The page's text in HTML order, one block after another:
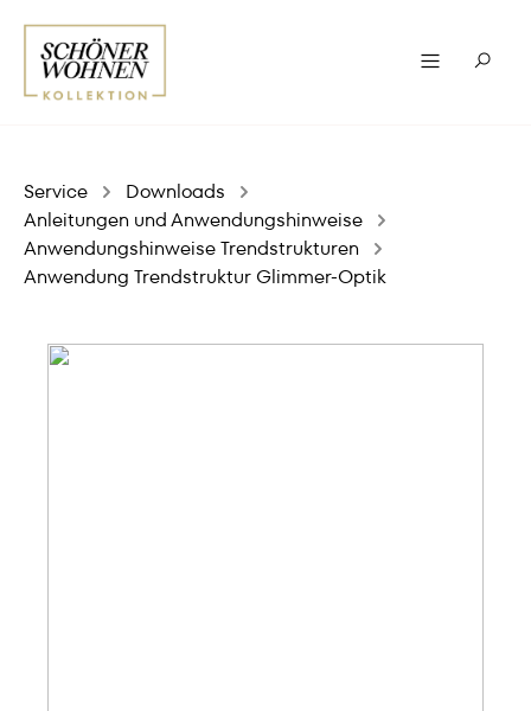
Service
Downloads
Anleitungen und Anwendungshinweise
Anwendungshinweise Trendstrukturen
Anwendung Trendstruktur Glimmer-Optik